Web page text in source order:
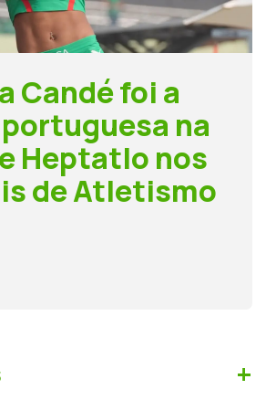
Candé foi a
na
Heptatlo nos
de Atletismo
+